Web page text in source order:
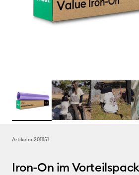
Artikelnr.2011151
Iron-On im